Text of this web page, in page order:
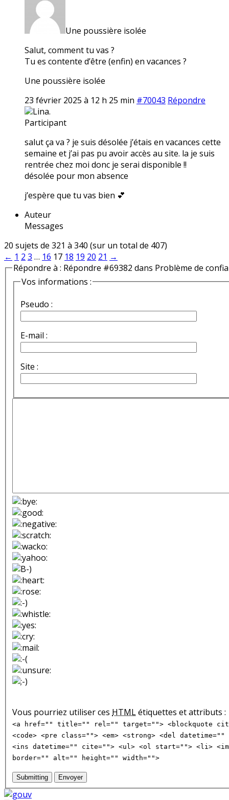
Une poussière isolée
Salut, comment tu vas ?
Tu es contente d’être (enfin) en vacances ?
Une poussière isolée
23 février 2025 à 12 h 25 min #70043 Répondre
Lina.
Participant
salut ça va ? je suis désolée j’étais en vacances cette
semaine et j’ai pas pu avoir accès au site. la je suis
rentrée chez moi donc je serai disponible !!
désolée pour mon absence
j’espère que tu vas bien 💕
Auteur
Messages
20 sujets de 321 à 340 (sur un total de 407)
← 1 2 3 … 16 17 18 19 20 21 →
Répondre à : Répondre #69382 dans Problème de
Vos informations :
Pseudo :
E-mail :
Site :
Vous pourriez utiliser ces HTMLétiquettes et attributs :
<a href="" title="" rel="" target=""> <blockquote
<code> <pre class=""> <em> <strong> <del
<ins datetime="" cite=""> <ul> <ol start=""> <li>
border="" alt="" height="" width="">
Submitting Envoyer